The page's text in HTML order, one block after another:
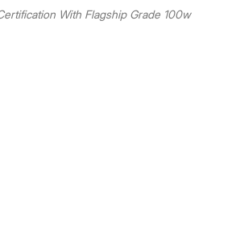
With Flagship Grade 100w